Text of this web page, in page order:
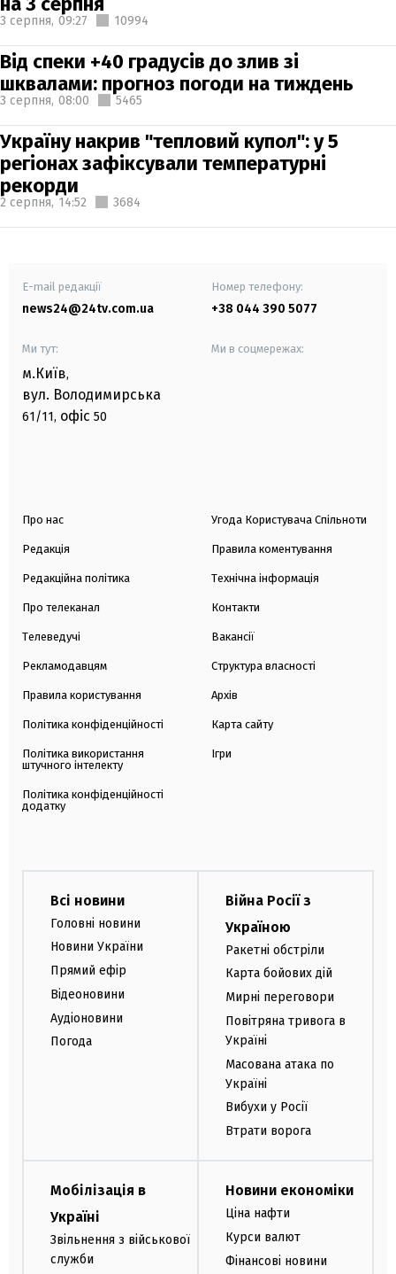
3 серпня, 09:27 10994
Від спеки +40 градусів до злив зі
шквалами: прогноз погоди на тиждень
3 серпня, 08:00 5465
Україну накрив "тепловий купол": у 5
регіонах зафіксували температурні
рекорди
2 серпня, 14:52 3684
E-mail редакції
news24@24tv.com.ua
Номер телефону:
+38 044 390 5077
Ми тут:
м.Київ,
вул. Володимирська
61/11, офіс 50
Ми в соцмережах:
Про нас
Редакція
Редакційна політика
Про телеканал
Телеведучі
Рекламодавцям
Правила користування
Політика конфіденційності
Політика використання
штучного інтелекту
Політика конфіденційності
додатку
Угода Користувача Спільноти
Правила коментування
Технічна інформація
Контакти
Вакансії
Структура власності
Архів
Карта сайту
Ігри
Всі новини
Головні новини
Новини України
Прямий ефір
Відеоновини
Аудіоновини
Погода
Війна Росії з
Україною
Ракетні обстріли
Карта бойових дій
Мирні переговори
Повітряна тривога в
Україні
Масована атака по
Україні
Вибухи у Росії
Втрати ворога
Мобілізація в
Україні
Звільнення з військової
служби
Новини економіки
Ціна нафти
Курси валют
Фінансові новини